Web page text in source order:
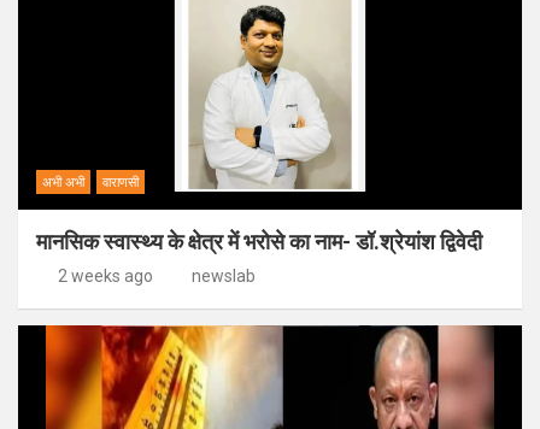
अभी अभी वाराणसी
मानसिक स्वास्थ्य के क्षेत्र में भरोसे का नाम- डॉ.श्रेयांश द्विवेदी
2 weeks ago newslab